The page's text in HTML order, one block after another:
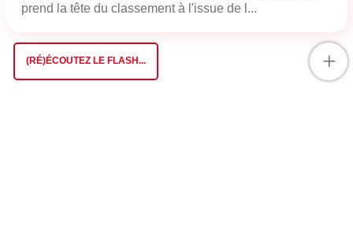
prend la tête du classement à l'issue de l...
(RÉ)ÉCOUTEZ LE FLASH... +